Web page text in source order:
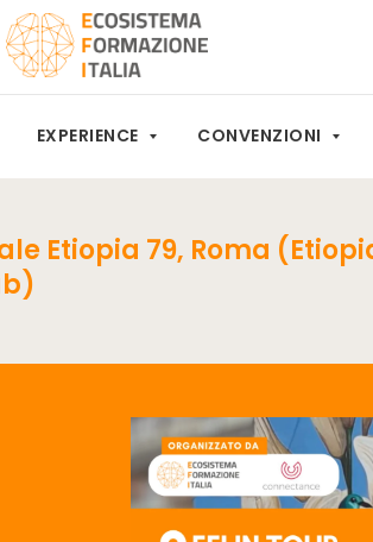
EXPERIENCE CONVENZIONI
Etiopia 79, Roma